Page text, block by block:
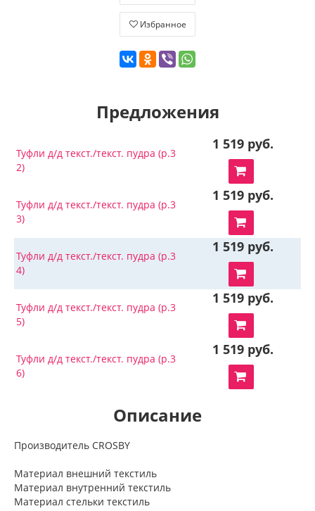
Избранное
Предложения
Туфли д/д текст./текст. пудра (р.3
2)
1 519 руб.
Туфли д/д текст./текст. пудра (р.3
3)
1 519 руб.
Туфли д/д текст./текст. пудра (р.3
4)
1 519 руб.
Туфли д/д текст./текст. пудра (р.3
5)
1 519 руб.
Туфли д/д текст./текст. пудра (р.3
6)
1 519 руб.
Описание
Производитель CROSBY
Материал внешний текстиль
Материал внутренний текстиль
Материал стельки текстиль